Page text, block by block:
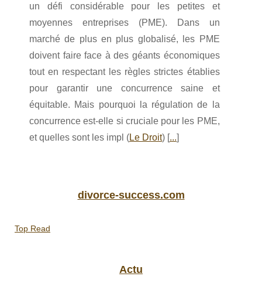
un défi considérable pour les petites et
moyennes entreprises (PME). Dans un
marché de plus en plus globalisé, les PME
doivent faire face à des géants économiques
tout en respectant les règles strictes établies
pour garantir une concurrence saine et
équitable. Mais pourquoi la régulation de la
concurrence est-elle si cruciale pour les PME,
et quelles sont les impl (Le Droit) [...]
divorce-success.com
Top Read
Actu